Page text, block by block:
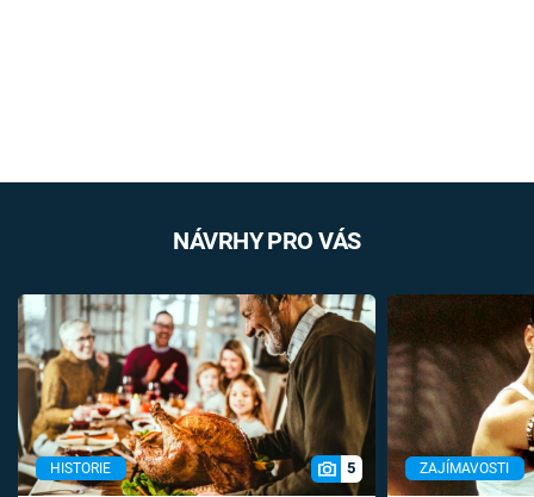
NÁVRHY PRO VÁS
HISTORIE 5 ZAJÍMAVOSTI